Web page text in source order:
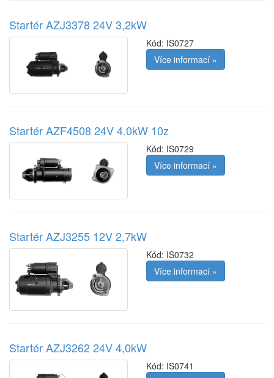
Startér AZJ3378 24V 3,2kW
Kód: IS0727
Více informací »
Startér AZF4508 24V 4.0kW 10z
Kód: IS0729
Více informací »
Startér AZJ3255 12V 2,7kW
Kód: IS0732
Více informací »
Startér AZJ3262 24V 4,0kW
Kód: IS0741